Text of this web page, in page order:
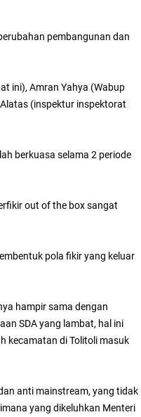
pembangunan dan
ini), Amran Yahya (Wabup
(inspektur inspektorat
berkuasa selama 2 periode
out of the box sangat
pola fikir yang keluar
hampir sama dengan
SDA yang lambat, hal ini
kecamatan di Tolitoli masuk
anti mainstream, yang tidak
yang dikeluhkan Menteri